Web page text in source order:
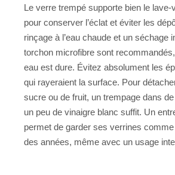
Le verre trempé supporte bien le lave-
pour conserver l’éclat et éviter les
rinçage à l’eau chaude et un séchage
torchon microfibre sont
eau est dure. Évitez absolument les
qui rayeraient la surface. Pour
sucre ou de fruit, un trempage dans de
un peu de vinaigre blanc suffit. Un
permet de garder ses verrines
des années, même avec un usage